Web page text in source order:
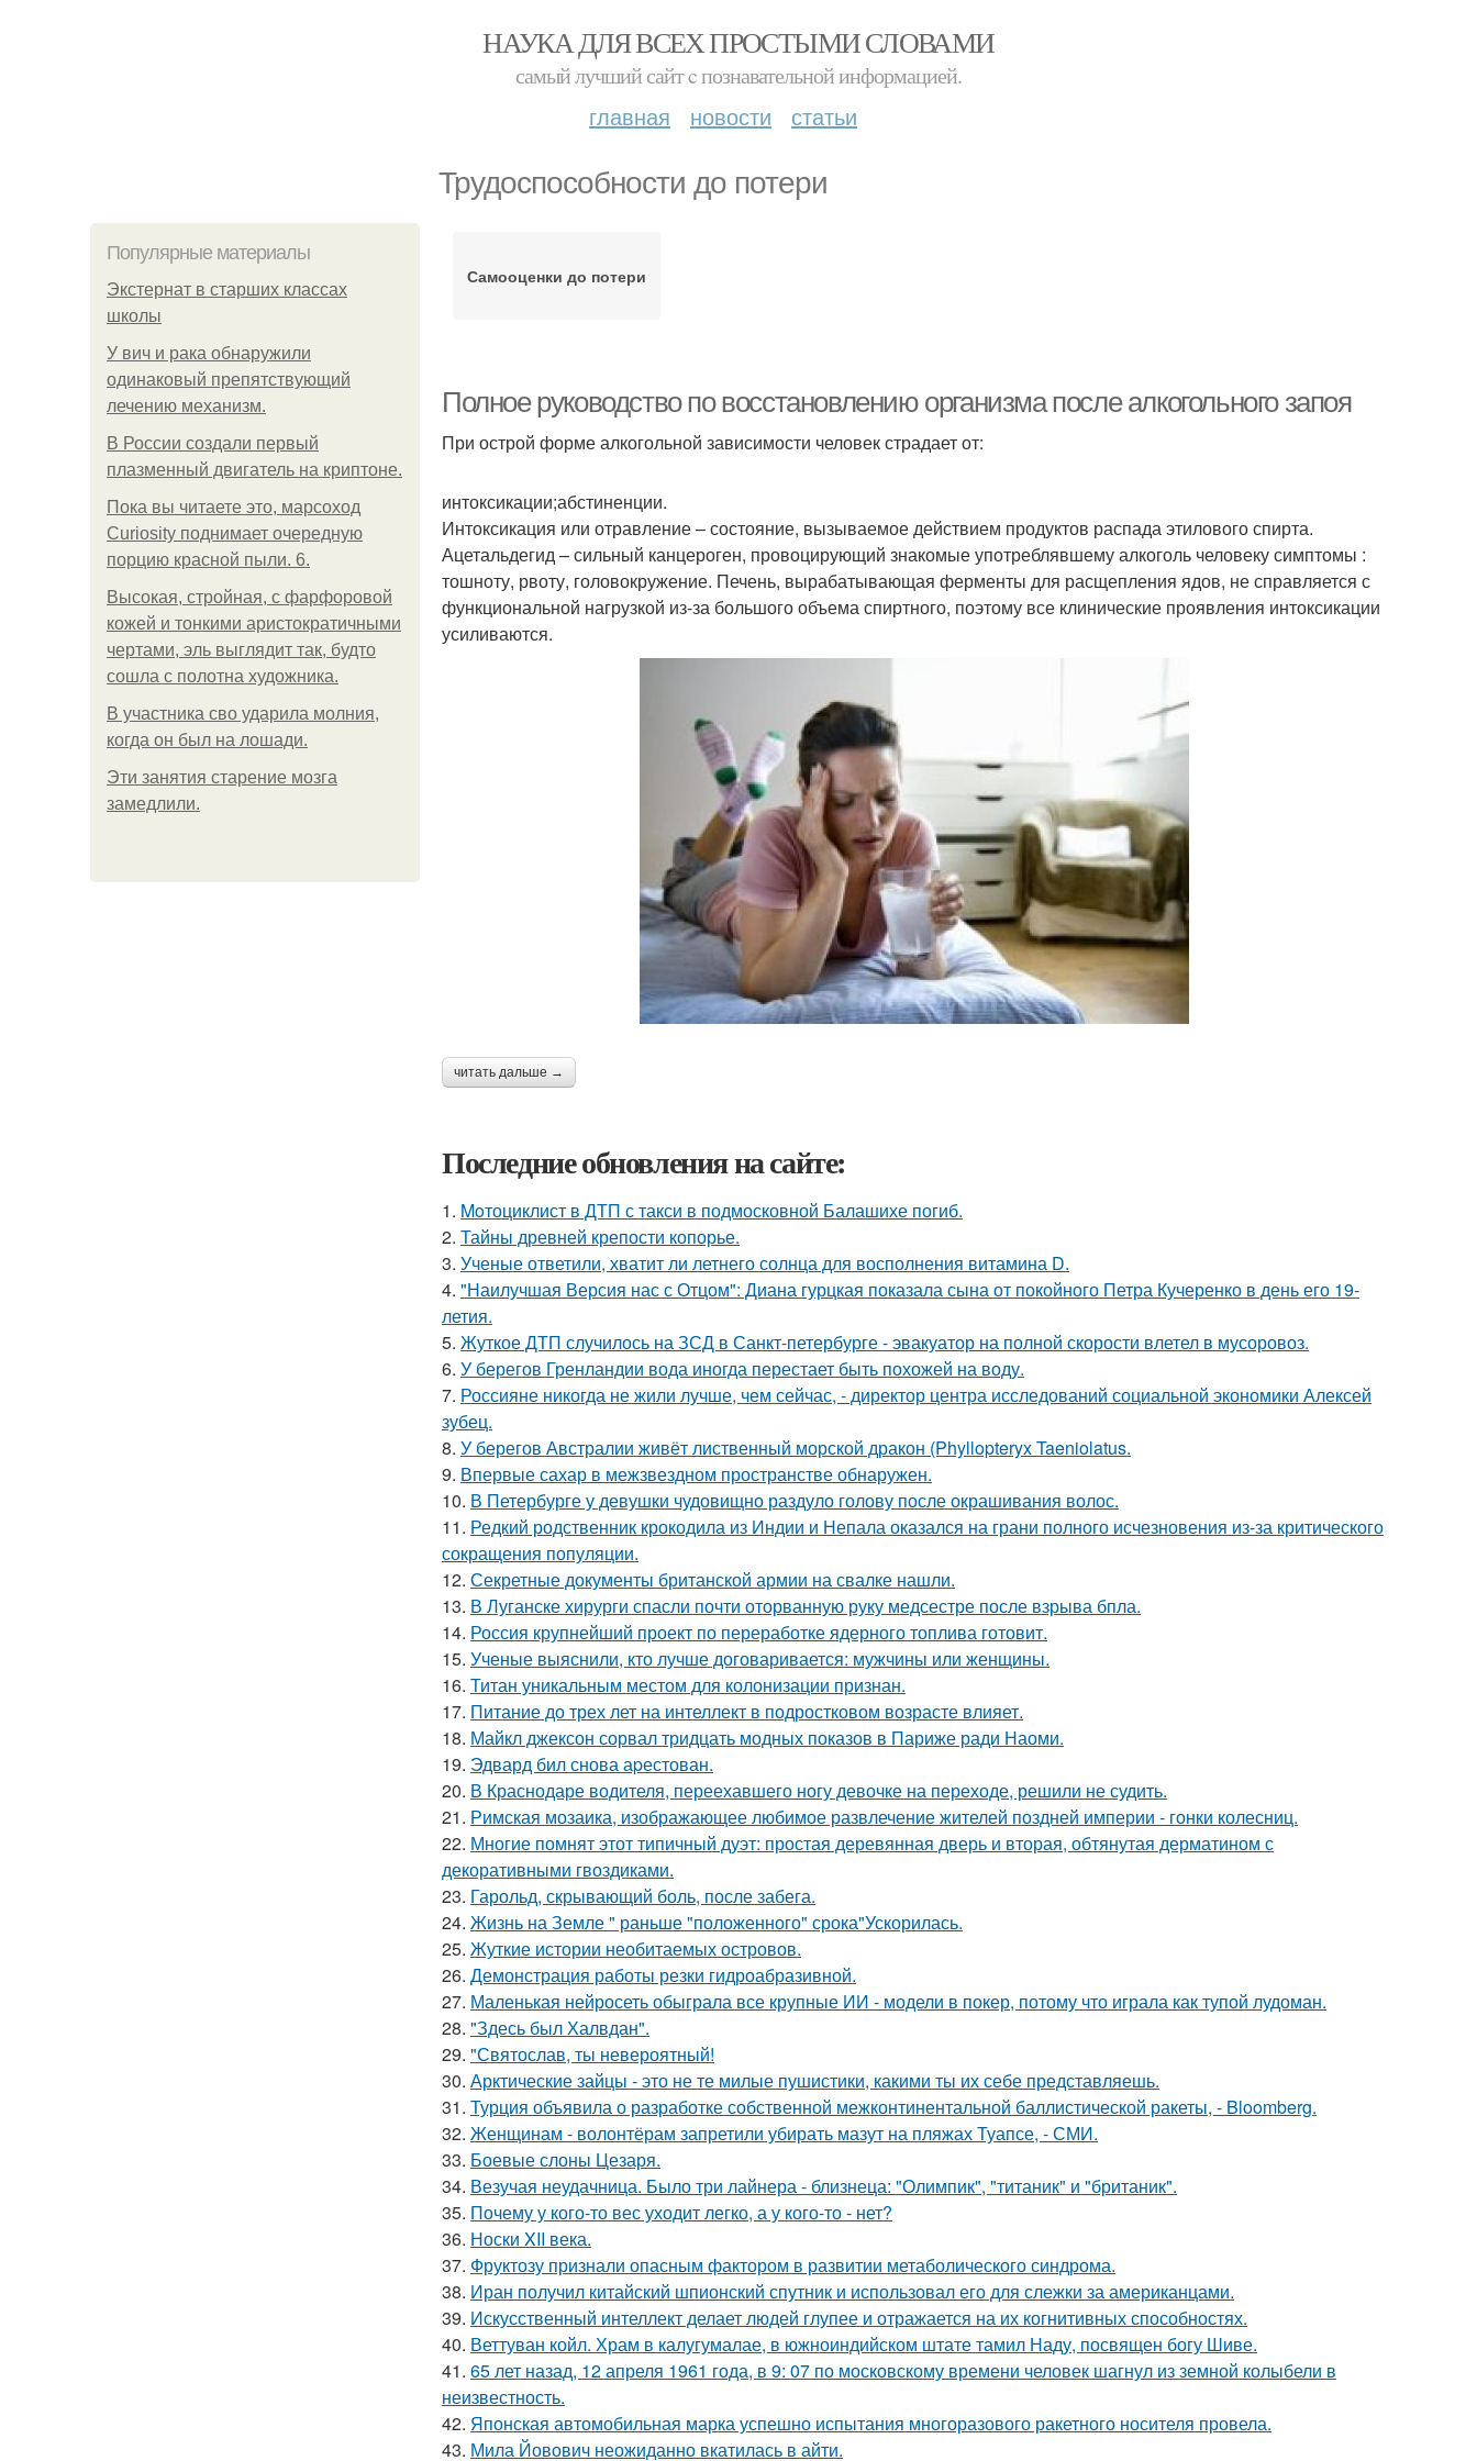
НАУКА ДЛЯ ВСЕХ ПРОСТЫМИ СЛОВАМИ
самый лучший сайт c познавательной информацией.
главная новости статьи
Трудоспособности до потери
Популярные материалы
Экстернат в старших классах
школы
У вич и рака обнаружили
одинаковый препятствующий
лечению механизм.
В России создали первый
плазменный двигатель на криптоне.
Пока вы читаете это, марсоход
Curiosity поднимает очередную
порцию красной пыли. 6.
Высокая, стройная, с фарфоровой
кожей и тонкими аристократичными
чертами, эль выглядит так, будто
сошла с полотна художника.
В участника сво ударила молния,
когда он был на лошади.
Эти занятия старение мозга
замедлили.
Самооценки до потери
Полное руководство по восстановлению организма после алкогольного запоя
При острой форме алкогольной зависимости человек страдает от:
интоксикации;абстиненции.
Интоксикация или отравление – состояние, вызываемое действием продуктов распада этилового спирта.
Ацетальдегид – сильный канцероген, провоцирующий знакомые употреблявшему алкоголь человеку симптомы :
тошноту, рвоту, головокружение. Печень, вырабатывающая ферменты для расщепления ядов, не справляется с
функциональной нагрузкой из-за большого объема спиртного, поэтому все клинические проявления интоксикации
усиливаются.
читать дальше →
Последние обновления на сайте:
1. Moтоциклист в ДТП с такси в подмосковной Балашихе погиб.
2. Тайны древней крепости копорье.
3. Ученые ответили, хватит ли летнего солнца для восполнения витамина D.
4. "Наилучшая Версия нас с Отцом": Диана гурцкая показала сына от покойного Петра Кучеренко в день его 19-
летия.
5. Жуткое ДТП случилось на ЗСД в Санкт-петербурге - эвакуатор на полной скорости влетел в мусоровоз.
6. У берегов Гренландии вода иногда перестает быть похожей на воду.
7. Россияне никогда не жили лучше, чем сейчас, - директор центра исследований социальной экономики Алексей
зубец.
8. У берегов Австралии живёт лиственный морской дракон (Phyllopteryx Taeniolatus.
9. Впервые сахар в межзвездном пространстве обнаружен.
10. В Петербурге у девушки чудовищно раздуло голову после окрашивания волос.
11. Редкий родственник крокодила из Индии и Непала оказался на грани полного исчезновения из-за критического
сокращения популяции.
12. Секретные документы британской армии на свалке нашли.
13. В Луганске хирурги спасли почти оторванную руку медсестре после взрыва бпла.
14. Россия крупнейший проект по переработке ядерного топлива готовит.
15. Ученые выяснили, кто лучше договаривается: мужчины или женщины.
16. Титан уникальным местом для колонизации признан.
17. Питание до трех лет на интеллект в подростковом возрасте влияет.
18. Майкл джексон сорвал тридцать модных показов в Париже ради Наоми.
19. Эдвард бил снова аpестован.
20. В Краснодаре водителя, переехавшего ногу девочке на переходе, решили не судить.
21. Римская мозаика, изображающее любимое развлечение жителей поздней империи - гонки колесниц.
22. Многие помнят этот типичный дуэт: простая деревянная дверь и вторая, обтянутая дерматином с
декоративными гвоздиками.
23. Гарольд, скрывающий боль, после забега.
24. Жизнь на Земле " раньше "положенного" срока"Ускорилась.
25. Жуткие истории необитаемых островов.
26. Демонстрация работы резки гидроабразивной.
27. Маленькая нейросеть обыграла все крупные ИИ - модели в покер, потому что играла как тупой лудоман.
28. "Здесь был Халвдан".
29. "Святослав, ты невероятный!
30. Арктические зайцы - это не те милые пушистики, какими ты их себе представляешь.
31. Турция объявила о разработке собственной межконтинентальной баллистической ракеты, - Bloomberg.
32. Женщинам - волонтёрам запретили убирать мазут на пляжах Туапсе, - СМИ.
33. Боевые слоны Цезаря.
34. Везучая неудачница. Было три лайнера - близнеца: "Олимпик", "титаник" и "британик".
35. Почему у кого-то вес уходит легко, а у кого-то - нет?
36. Носки XII века.
37. Фруктозу признали опасным фактором в развитии метаболического синдрома.
38. Иран получил китайский шпионский спутник и использовал его для слежки за американцами.
39. Искусственный интеллект делает людей глупее и отражается на их когнитивных способностях.
40. Веттуван койл. Храм в калугумалае, в южноиндийском штате тамил Наду, посвящен богу Шиве.
41. 65 лет назад, 12 апреля 1961 года, в 9: 07 по московскому времени человек шагнул из земной колыбели в
неизвестность.
42. Японская автомобильная марка успешно испытания многоразового ракетного носителя провела.
43. Мила Йовович неожиданно вкатилась в айти.